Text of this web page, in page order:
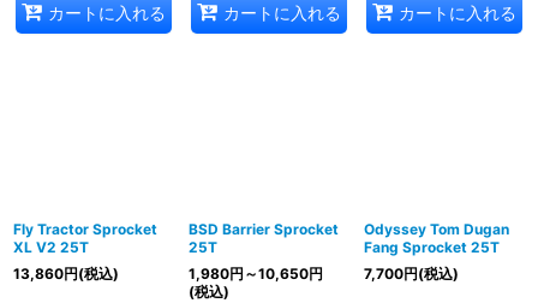
カートに入れる カートに入れる カートに入れる
Fly Tractor Sprocket
XL V2 25T
13,860円(税込)
BSD Barrier Sprocket
25T
1,980円 ～10,650円
(税込)
Odyssey Tom Dugan
Fang Sprocket 25T
7,700円(税込)